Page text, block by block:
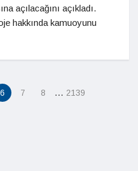
açılacağını açıkladı.
hakkında kamuoyunu
6 7 8 … 2139